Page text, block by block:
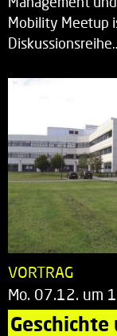
Mobility Meetup
VORTRAG
Mo. 07.12. um